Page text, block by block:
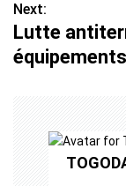
i
g
Next:
Lutte